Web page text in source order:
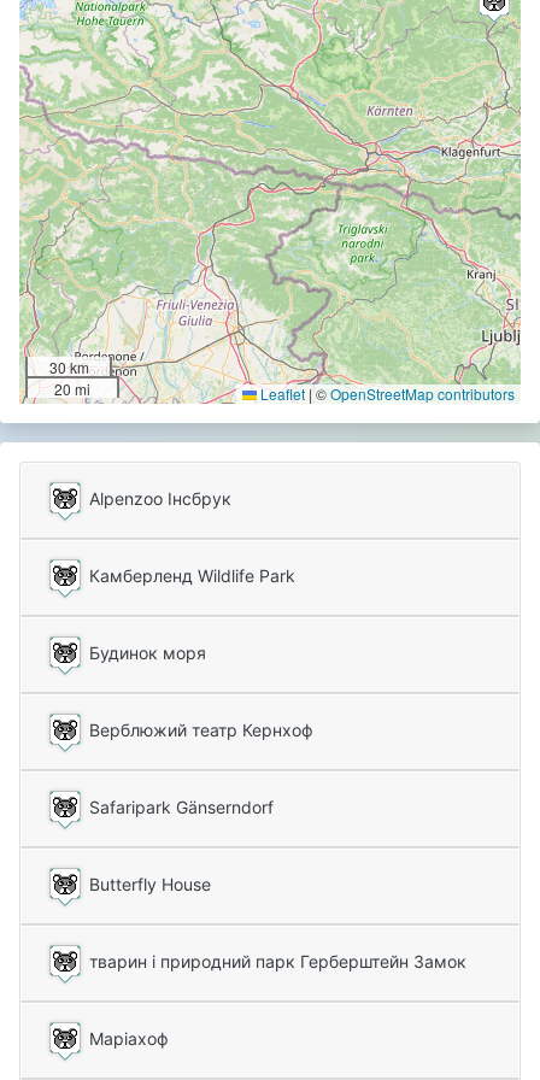
30 km
20 mi
Leaflet | ©OpenStreetMap contributors
Alpenzoo Інсбрук
Камберленд Wildlife Park
Будинок моря
Верблюжий театр Кернхоф
Safaripark Gänserndorf
Butterfly House
тварин і природний парк Герберштейн Замок
Маріахоф